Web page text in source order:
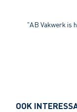
"AB Vakwerk is
OOK